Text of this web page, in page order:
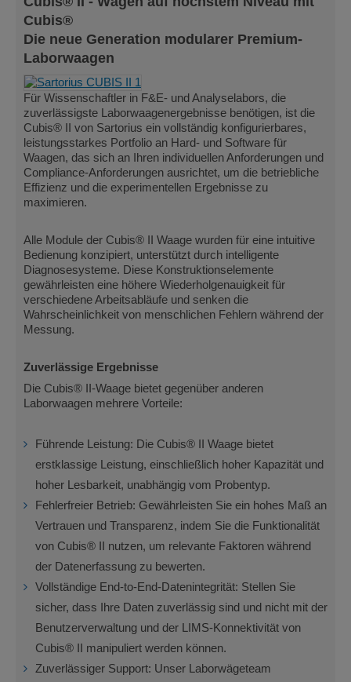
Cubis®
Die neue Generation modularer Premium-
Laborwaagen
Für Wissenschaftler in F&E- und Analyselabors, die
zuverlässigste Laborwaagenergebnisse benötigen, ist die
Cubis® II von Sartorius ein vollständig konfigurierbares,
leistungsstarkes Portfolio an Hard- und Software für
Waagen, das sich an Ihren individuellen Anforderungen und
Compliance-Anforderungen ausrichtet, um die betriebliche
Effizienz und die experimentellen Ergebnisse zu
maximieren.
Alle Module der Cubis® II Waage wurden für eine intuitive
Bedienung konzipiert, unterstützt durch intelligente
Diagnosesysteme. Diese Konstruktionselemente
gewährleisten eine höhere Wiederholgenauigkeit für
verschiedene Arbeitsabläufe und senken die
Wahrscheinlichkeit von menschlichen Fehlern während der
Messung.
Zuverlässige Ergebnisse
Die Cubis® II-Waage bietet gegenüber anderen
Laborwaagen mehrere Vorteile:
Führende Leistung: Die Cubis® II Waage bietet
erstklassige Leistung, einschließlich hoher Kapazität und
hoher Lesbarkeit, unabhängig vom Probentyp.
Fehlerfreier Betrieb: Gewährleisten Sie ein hohes Maß an
Vertrauen und Transparenz, indem Sie die Funktionalität
von Cubis® II nutzen, um relevante Faktoren während
der Datenerfassung zu bewerten.
Vollständige End-to-End-Datenintegrität: Stellen Sie
sicher, dass Ihre Daten zuverlässig sind und nicht mit der
Benutzerverwaltung und der LIMS-Konnektivität von
Cubis® II manipuliert werden können.
Zuverlässiger Support: Unser Laborwägeteam